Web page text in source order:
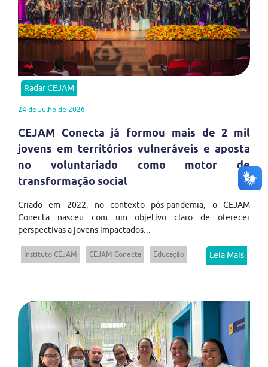
Radar CEJAM
24 de Julho de 2026
CEJAM Conecta já formou mais de 2 mil
jovens em territórios vulneráveis e aposta
no voluntariado como motor de
transformação social
Criado em 2022, no contexto pós-pandemia, o CEJAM
Conecta nasceu com um objetivo claro de oferecer
perspectivas a jovens impactados...
Instituto CEJAM CEJAM Conecta Educação Leia Mais